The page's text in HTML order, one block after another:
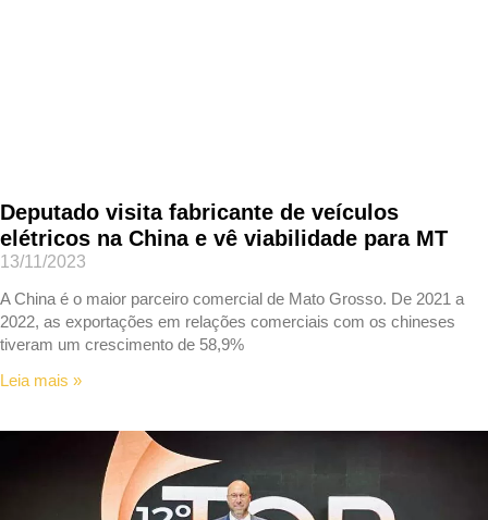
Deputado visita fabricante de veículos
elétricos na China e vê viabilidade para MT
13/11/2023
A China é o maior parceiro comercial de Mato Grosso. De 2021 a
2022, as exportações em relações comerciais com os chineses
tiveram um crescimento de 58,9%
Leia mais »